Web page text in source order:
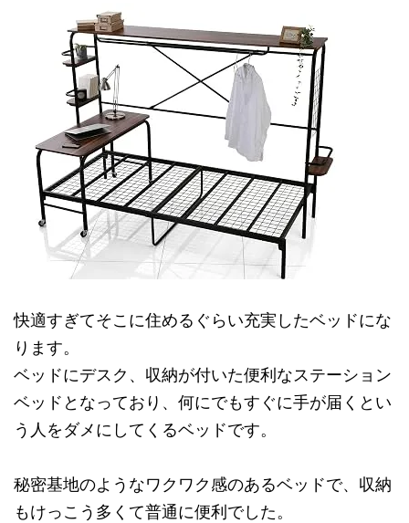
快適すぎてそこに住めるぐらい充実したベッドにな
ります。
ベッドにデスク、収納が付いた便利なステーション
ベッドとなっており、何にでもすぐに手が届くとい
う人をダメにしてくるベッドです。
秘密基地のようなワクワク感のあるベッドで、収納
もけっこう多くて普通に便利でした。